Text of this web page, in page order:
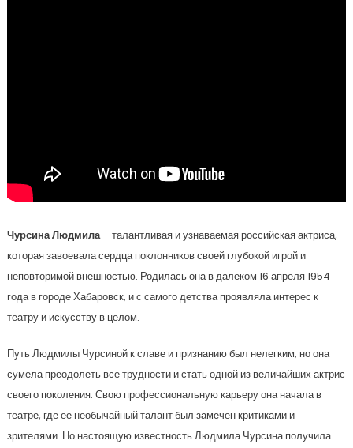
Чурсина Людмила– талантливая и узнаваемая российская актриса,
которая завоевала сердца поклонников своей глубокой игрой и
неповторимой внешностью. Родилась она в далеком 16 апреля 1954
года в городе Хабаровск, и с самого детства проявляла интерес к
театру и искусству в целом.
Путь Людмилы Чурсиной к славе и признанию был нелегким, но она
сумела преодолеть все трудности и стать одной из величайших актрис
своего поколения. Свою профессиональную карьеру она начала в
театре, где ее необычайный талант был замечен критиками и
зрителями. Но настоящую известность Людмила Чурсина получила